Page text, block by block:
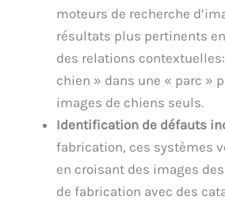
moteurs de recherche
résultats plus pertinents
des relations
chien » dans une « parc »
images de chiens seuls.
Identification de défauts
fabrication, ces systèmes
en croisant des images
de fabrication avec des